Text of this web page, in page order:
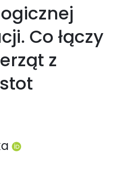
Co łączy
z